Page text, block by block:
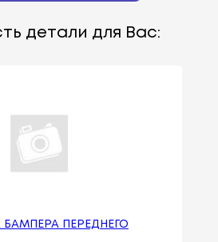
детали для Вас:
ПЕРЕДНЕГО